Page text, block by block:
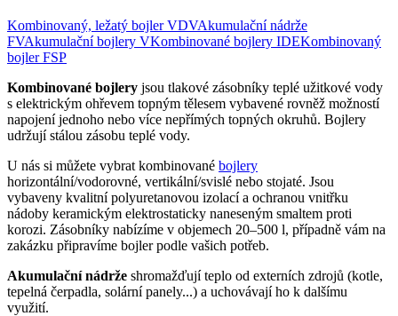
Kombinovaný, ležatý bojler VDVAkumulační nádrže
FVAkumulační bojlery VKombinované bojlery IDEKombinovaný
bojler FSP
Kombinované bojlery jsou tlakové zásobníky teplé užitkové vody
s elektrickým ohřevem topným tělesem vybavené rovněž možností
napojení jednoho nebo více nepřímých topných okruhů. Bojlery
udržují stálou zásobu teplé vody.
U nás si můžete vybrat kombinované bojlery
horizontální/vodorovné, vertikální/svislé nebo stojaté. Jsou
vybaveny kvalitní polyuretanovou izolací a ochranou vnitřku
nádoby keramickým elektrostaticky naneseným smaltem proti
korozi. Zásobníky nabízíme v objemech 20–500 l, případně vám na
zakázku připravíme bojler podle vašich potřeb.
Akumulační nádrže shromažďují teplo od externích zdrojů (kotle,
tepelná čerpadla, solární panely...) a uchovávají ho k dalšímu
využití.